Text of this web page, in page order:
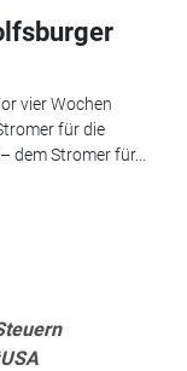
vier Wochen
für die
dem Stromer für...